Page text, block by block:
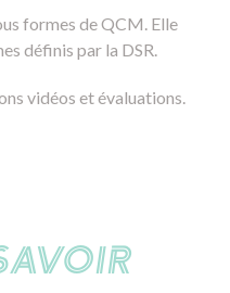
formes de QCM. Elle
définis par la DSR.
vidéos et évaluations.